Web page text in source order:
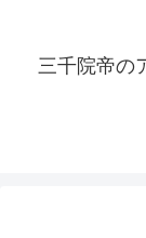
三千院帝の